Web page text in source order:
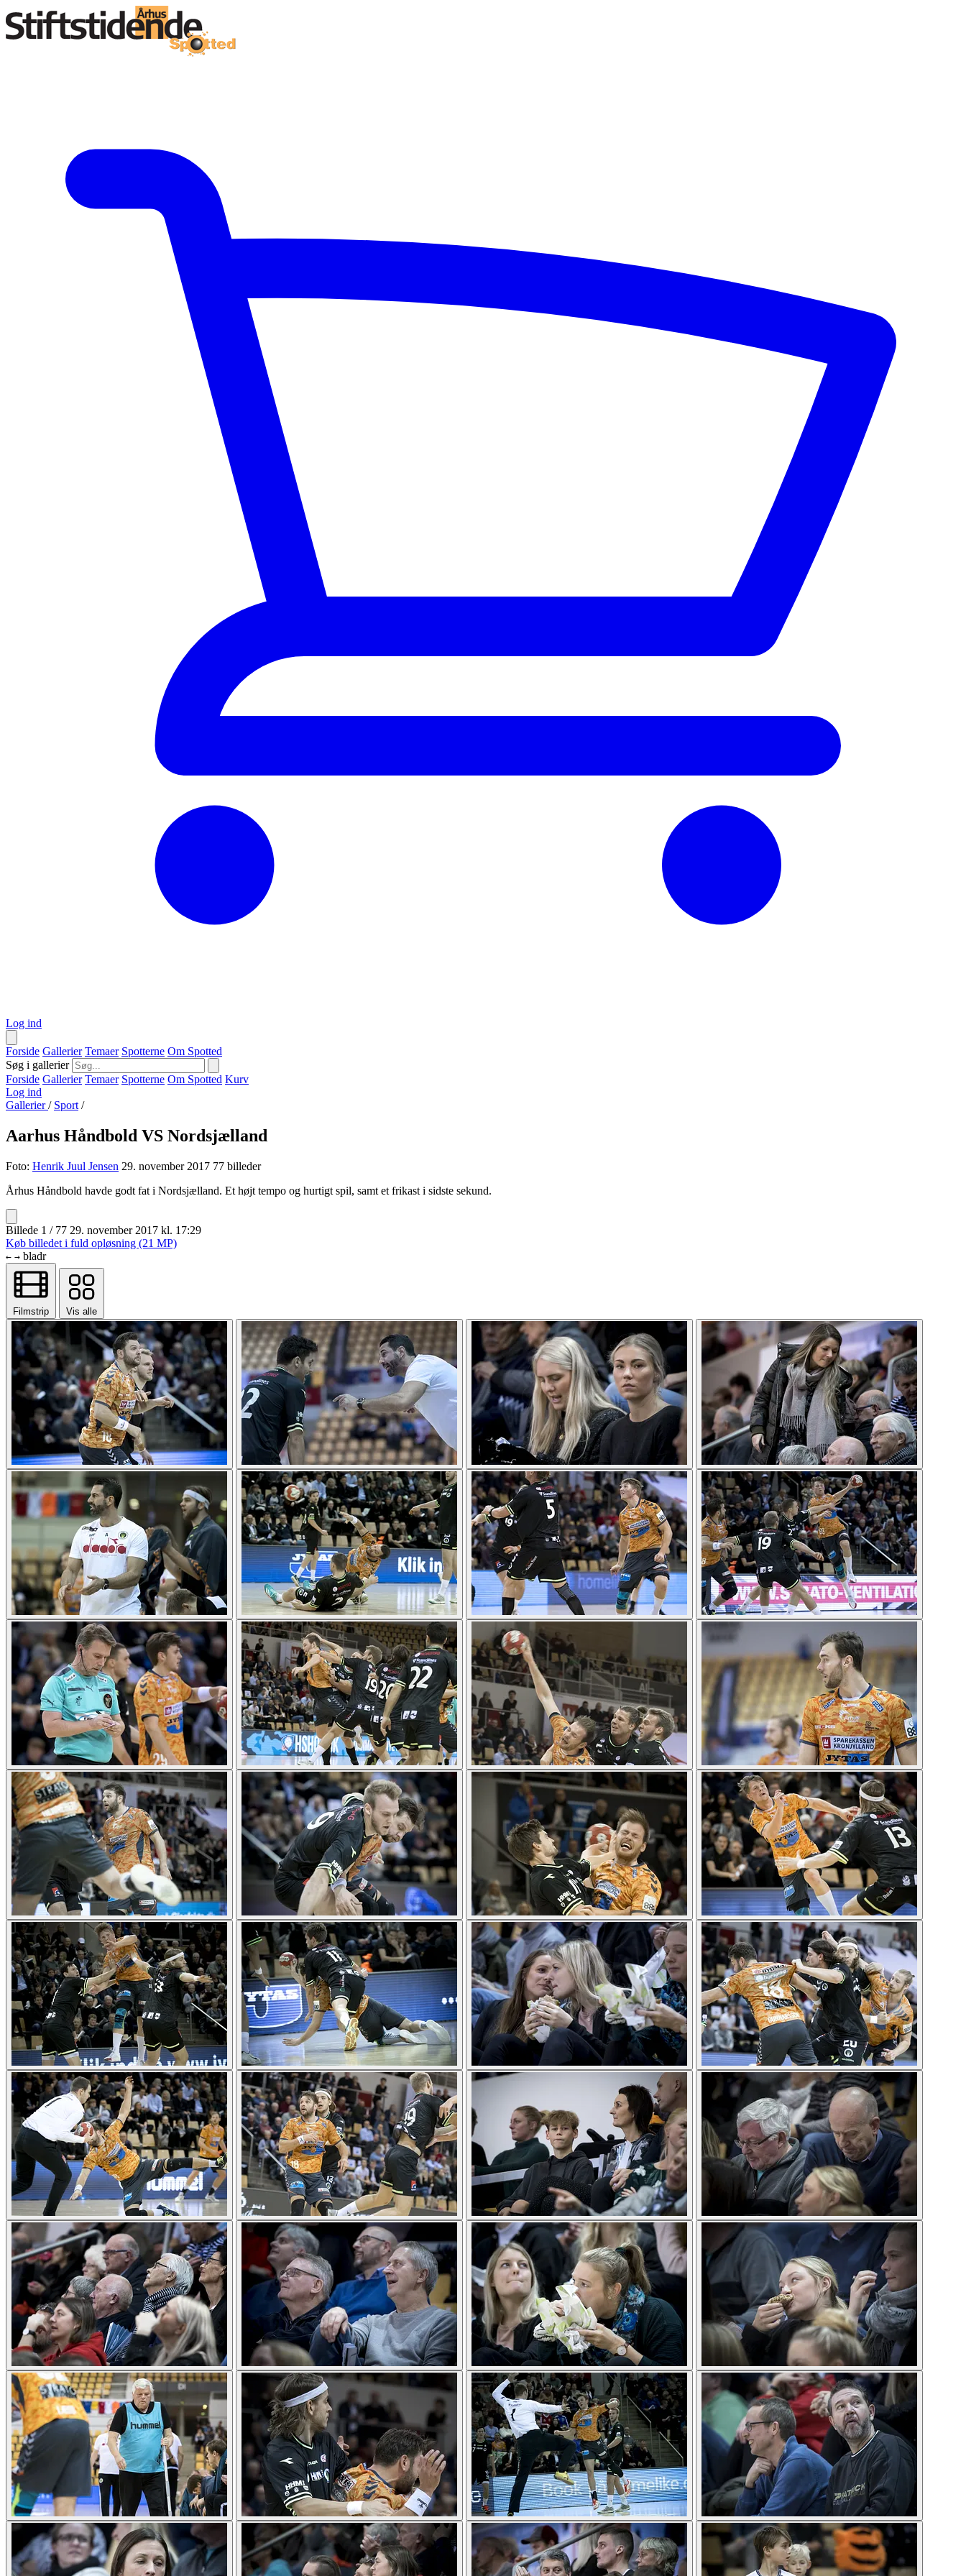
Log ind
Forside Gallerier Temaer Spotterne Om Spotted
Søg i gallerier
Forside Gallerier Temaer Spotterne Om Spotted Kurv
Log ind
Gallerier/ Sport /
Aarhus Håndbold VS Nordsjælland
Foto: Henrik Juul Jensen 29. november 2017 77 billeder
Århus Håndbold havde godt fat i Nordsjælland. Et højt tempo og hurtigt spil, samt et frikast i sidste sekund.
Billede 1 / 77 29. november 2017 kl. 17:29
Køb billedet i fuld opløsning (21 MP)
← → bladr
Filmstrip Vis alle